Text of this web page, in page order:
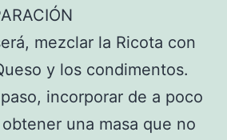
mezclar la Ricota con
y los condimentos.
incorporar de a poco
una masa que no